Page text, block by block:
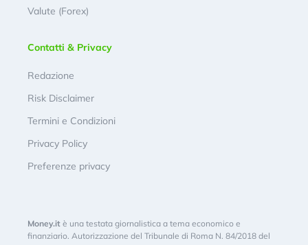
Valute (Forex)
Contatti & Privacy
Redazione
Risk Disclaimer
Termini e Condizioni
Privacy Policy
Preferenze privacy
Money.it è una testata giornalistica a tema economico e
finanziario. Autorizzazione del Tribunale di Roma N. 84/2018 del